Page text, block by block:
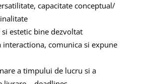
capacitate conceptual/
estetic bine dezvoltat
interactiona, comunica si expune
a timpului de lucru si a